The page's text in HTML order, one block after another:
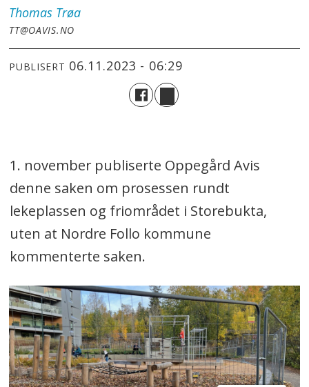
Thomas Trøa
TT@OAVIS.NO
PUBLISERT 06.11.2023 - 06:29
1. november publiserte Oppegård Avis
denne saken om prosessen rundt
lekeplassen og friområdet i Storebukta,
uten at Nordre Follo kommune
kommenterte saken.